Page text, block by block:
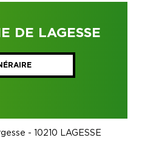
DE LAGESSE
- 10210 LAGESSE